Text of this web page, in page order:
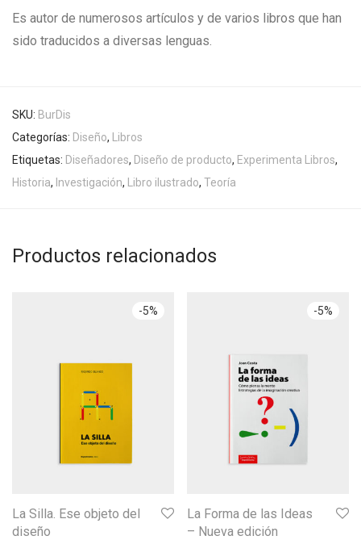
Es autor de numerosos artículos y de varios libros que han
sido traducidos a diversas lenguas.
SKU: BurDis
Categorías: Diseño, Libros
Etiquetas: Diseñadores, Diseño de producto, Experimenta Libros,
Historia, Investigación, Libro ilustrado, Teoría
Productos relacionados
-5%
La Silla. Ese objeto del
diseño
-5%
La Forma de las Ideas
– Nueva edición